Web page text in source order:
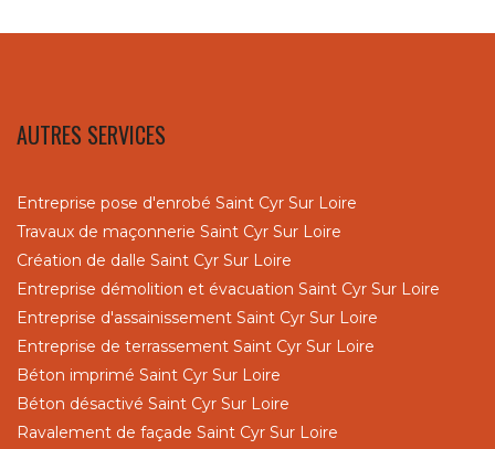
AUTRES SERVICES
Entreprise pose d'enrobé Saint Cyr Sur Loire
Travaux de maçonnerie Saint Cyr Sur Loire
Création de dalle Saint Cyr Sur Loire
Entreprise démolition et évacuation Saint Cyr Sur Loire
Entreprise d'assainissement Saint Cyr Sur Loire
Entreprise de terrassement Saint Cyr Sur Loire
Béton imprimé Saint Cyr Sur Loire
Béton désactivé Saint Cyr Sur Loire
Ravalement de façade Saint Cyr Sur Loire